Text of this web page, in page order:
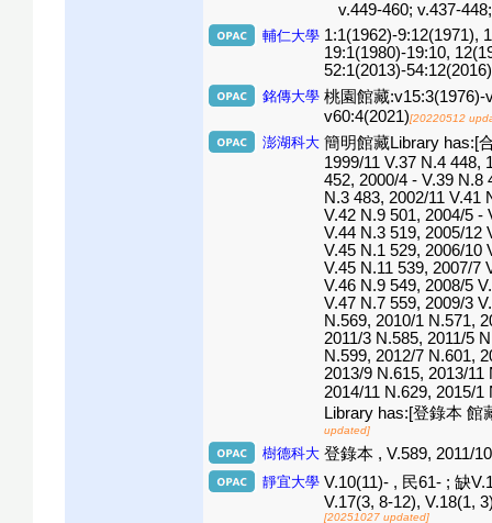
v.449-460; v.437-
輔仁大學 1:1(1962)-9:12(1971),
19:1(1980)-19:10,
52:1(2013)-
銘傳大學 桃園館藏:v15:3(1976)-
v60:4(2021)[20220512
澎湖科大 簡明館藏Library has:[
1999/11 V.37 N.4 448,
452, 2000/4 - V.39 N.8
N.3 483, 2002/11 V.41
V.42 N.9 501, 2004/5 -
V.44 N.3 519, 2005/12
V.45 N.1 529, 2006/10
V.45 N.11 539, 2007/7
V.46 N.9 549, 2008/5
V.47 N.7 559, 2009/3
N.569, 2010/1 N.571,
2011/3 N.585, 2011/5
N.599, 2012/7 N.601,
2013/9 N.615, 2013/
2014/11 N.629, 2015/
Library has:[登錄本 館
updated]
樹德科大 登錄本 , V.589, 2011/
靜宜大學 V.10(11)- , 民61- ; 缺
V.17(3, 8-12), V.18(1,
[20251027 updated]